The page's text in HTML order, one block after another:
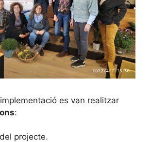
es van realitzar
:
projecte.